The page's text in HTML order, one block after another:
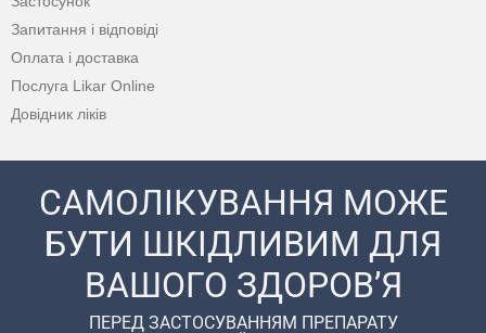
Запитання і відповіді
Оплата і доставка
Послуга Likar Online
Довідник ліків
САМОЛІКУВАННЯ МОЖЕ
БУТИ ШКІДЛИВИМ ДЛЯ
ВАШОГО ЗДОРОВ’Я
ПЕРЕД ЗАСТОСУВАННЯМ ПРЕПАРАТУ